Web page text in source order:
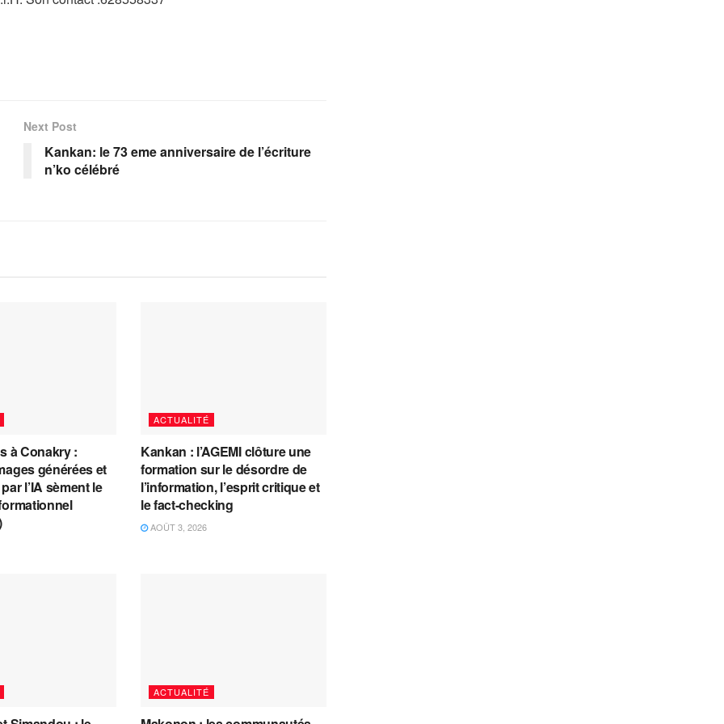
Next Post
Kankan: le 73 eme anniversaire de l’écriture
n’ko célébré
à Conakry :
générées et
l’IA sèment le
ACTUALITÉ
Kankan : l’AGEMI clôture une
formation sur le désordre de
l’information, l’esprit critique et
le fact-checking
AOÛT 3, 2026
ACTUALITÉ